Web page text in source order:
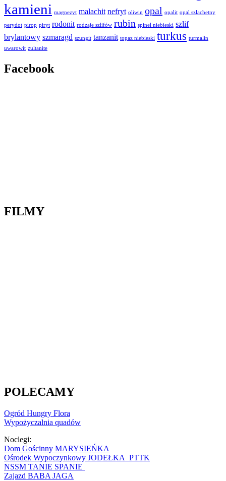
kamieni magnezyt malachit nefryt oliwin opal opalit opal szlachetny
perydot pirop piryt rodonit rodzaje szlifów rubin spinel niebieski szlif
brylantowy szmaragd szungit tanzanit topaz niebieski turkus turmalin
uwarowit zultanite
Facebook
FILMY
POLECAMY
Ogród Hungry Flora
Wypożyczalnia quadów
Noclegi:
Dom Gościnny MARYSIEŃKA
Ośrodek Wypoczynkowy JODEŁKA PTTK
NSSM TANIE SPANIE
Zajazd BABA JAGA